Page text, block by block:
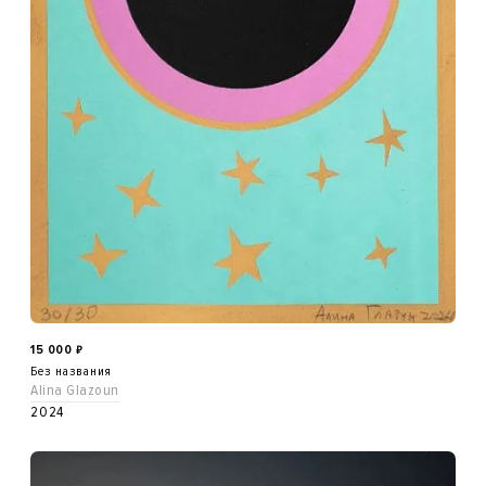
15 000 ₽
Без названия
Alina Glazoun
2024